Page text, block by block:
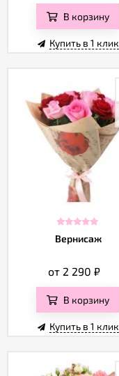
В корзину
Купить в 1 клик
Вернисаж
от 2 290 ₽
В корзину
Купить в 1 клик